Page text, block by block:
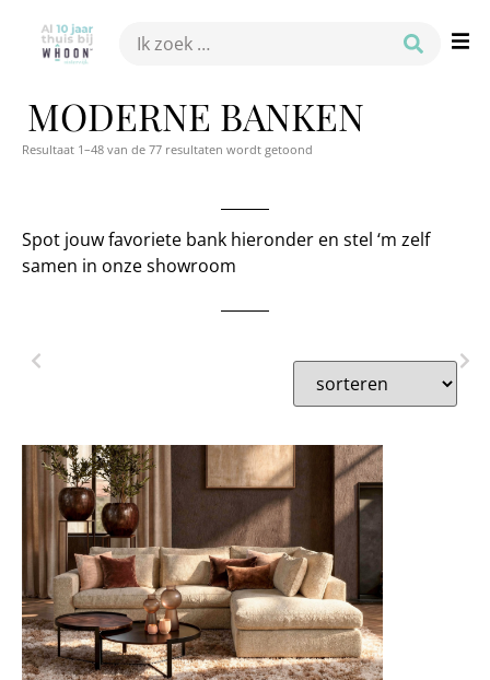
MODERNE BANKEN
Resultaat 1–48 van de 77 resultaten wordt getoond
Spot jouw favoriete bank hieronder en stel ‘m zelf
samen in onze showroom